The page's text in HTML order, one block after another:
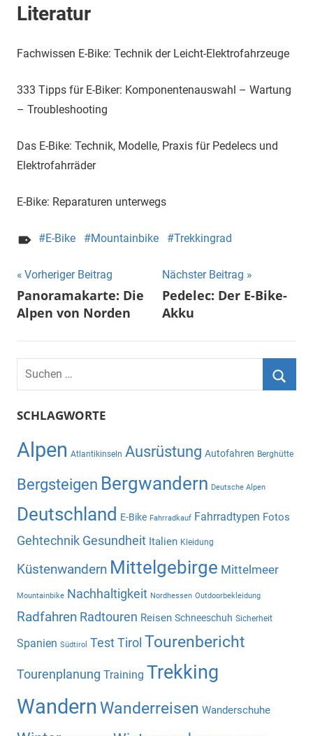
Literatur
Fachwissen E-Bike: Technik der Leicht-Elektrofahrzeuge
333 Tipps für E-Biker: Komponentenauswahl – Wartung
– Troubleshooting
Das E-Bike: Technik, Modelle, Praxis für Pedelecs und
Elektrofahrräder
E-Bike: Reparaturen unterwegs
E-Bike Mountainbike Trekkingrad
Beitragsnavigation
Vorheriger Beitrag
Panoramakarte: Die
Alpen von Norden
Nächster Beitrag
Pedelec: Der E-Bike-
Akku
Suchen
nach:
SCHLAGWORTE
Alpen Atlantikinseln Ausrüstung Autofahren Berghütte
Bergsteigen Bergwandern Deutsche Alpen
Deutschland E-Bike Fahrradkauf Fahrradtypen Fotos
Gehtechnik Gesundheit Italien Kleidung
Küstenwandern Mittelgebirge Mittelmeer
Mountainbike Nachhaltigkeit Nordhessen Outdoorbekleidung
Radfahren Radtouren Reisen Schneeschuh Sicherheit
Spanien Südtirol TestTirol Tourenbericht
Tourenplanung Training Trekking
Wandern Wanderreisen Wanderschuhe